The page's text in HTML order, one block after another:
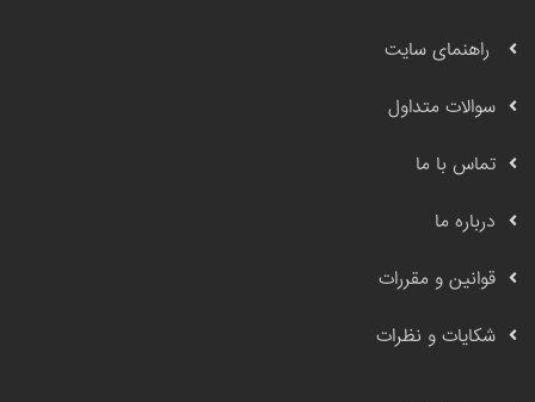
راهنمای سایت
سوالات متداول
تماس با ما
درباره ما
قوانین و مقررات
شکایات و نظرات